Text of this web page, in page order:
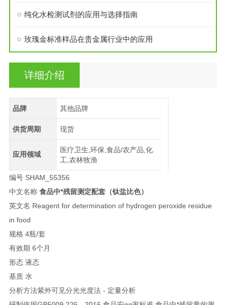
纯化水检测试剂的应用与选择指南
玫瑰金标准样品在贵金属行业中的应用
详细介绍
品牌 其他品牌
供货周期 现货
应用领域
医疗卫生,环保,食品/农产品,化
工,农林牧渔
编号 SHAM_55356
中文名称 食品中*残留测定配套（钛盐比色）
英文名 Reagent for determination of hydrogen peroxide residue
in food
规格 4瓶/套
有效期 6个月
形态 液态
基质 水
分析方法紫外可见分光光度法 - 定量分析